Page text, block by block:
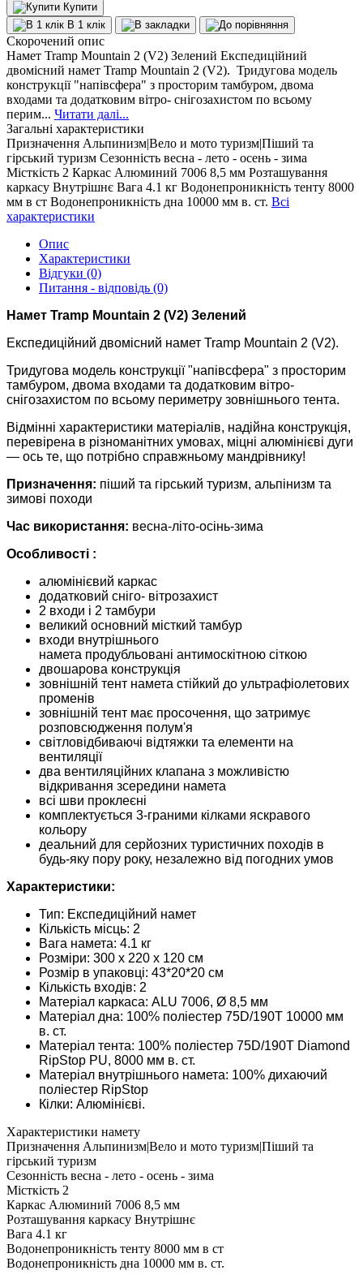
Купити
В 1 клік
Скорочений опис
Намет Tramp Mountain 2 (V2) Зелений Експедиційний
двомісний намет Tramp Mountain 2 (V2). Тридугова модель
конструкції "напівсфера" з просторим тамбуром, двома
входами та додатковим вітро- снігозахистом по всьому
перим... Читати далі...
Загальні характеристики
Призначення Альпинизм|Вело и мото туризм|Піший та
гірський туризм Сезонність весна - лето - осень - зима
Місткість 2 Каркас Алюминий 7006 8,5 мм Розташування
каркасу Внутрішнє Вага 4.1 кг Водонепроникність тенту 8000
мм в ст Водонепроникність дна 10000 мм в. ст. Всі
характеристики
Опис
Характеристики
Відгуки (0)
Питання - відповідь (0)
Намет Tramp Mountain 2 (V2) Зелений
Експедиційний двомісний намет Tramp Mountain 2 (V2).
Тридугова модель конструкції "напівсфера" з просторим
тамбуром, двома входами та додатковим вітро-
снігозахистом по всьому периметру зовнішнього тента.
Відмінні характеристики матеріалів, надійна конструкція,
перевірена в різноманітних умовах, міцні алюмінієві дуги
— ось те, що потрібно справжньому мандрівнику!
Призначення: піший та гірський туризм, альпінизм та
зимові походи
Час використання: весна-літо-осінь-зима
Особливості :
алюмінієвий каркас
додатковий сніго- вітрозахист
2 входи і 2 тамбури
великий основний місткий тамбур
входи внутрішнього
намета продубльовані антимоскітною сіткою
двошарова конструкція
зовнішній тент намета стійкий до ультрафіолетових
променів
зовнішній тент має просочення, що затримує
розповсюдження полум'я
світловідбиваючі відтяжки та елементи на
вентиляції
два вентиляційних клапана з можливістю
відкривання зсередини намета
всі шви проклеєні
комплектується 3-граними кілками яскравого
кольору
деальний для серйозних туристичних походів в
будь-яку пору року, незалежно від погодних умов
Характеристики:
Тип: Експедиційний намет
Кількість місць: 2
Вага намета: 4.1 кг
Розміри: 300 х 220 х 120 см
Розмір в упаковці: 43*20*20 см
Кількість входів: 2
Матеріал каркаса: ALU 7006, Ø 8,5 мм
Матеріал дна: 100% поліестер 75D/190T 10000 мм
в. ст.
Матеріал тента: 100% поліестер 75D/190T Diamond
RipStop PU, 8000 мм в. ст.
Матеріал внутрішнього намета: 100% дихаючий
поліестер RipStop
Кілки: Алюмінієві.
Характеристики намету
Призначення Альпинизм|Вело и мото туризм|Піший та
гірський туризм
Сезонність весна - лето - осень - зима
Місткість 2
Каркас Алюминий 7006 8,5 мм
Розташування каркасу Внутрішнє
Вага 4.1 кг
Водонепроникність тенту 8000 мм в ст
Водонепроникність дна 10000 мм в. ст.